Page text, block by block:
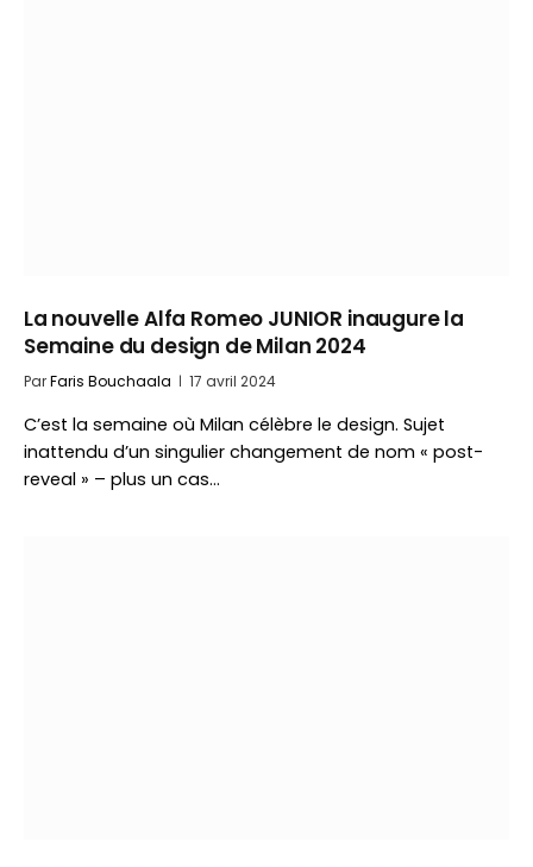
La nouvelle Alfa Romeo JUNIOR inaugure la
Semaine du design de Milan 2024
ParFaris Bouchaala 17 avril 2024
C’est la semaine où Milan célèbre le design. Sujet
inattendu d’un singulier changement de nom « post-
reveal » – plus un cas…